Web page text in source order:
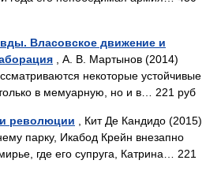
Власовское движение и
, А. В. Мартынов (2014)
некоторые устойчивые
в мемуарную, но и в… 221 руб
революции , Кит Де Кандидо (2015)
парку, Икабод Крейн внезапно
где его супруга, Катрина… 221